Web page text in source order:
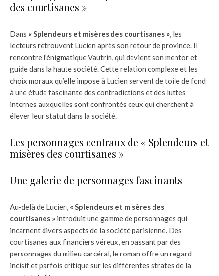
des courtisanes »
Dans « Splendeurs et misères des courtisanes », les
lecteurs retrouvent Lucien après son retour de province. Il
rencontre l’énigmatique Vautrin, qui devient son mentor et
guide dans la haute société. Cette relation complexe et les
choix moraux qu’elle impose à Lucien servent de toile de fond
à une étude fascinante des contradictions et des luttes
internes auxquelles sont confrontés ceux qui cherchent à
élever leur statut dans la société.
Les personnages centraux de « Splendeurs et
misères des courtisanes »
Une galerie de personnages fascinants
Au-delà de Lucien, « Splendeurs et misères des
courtisanes » introduit une gamme de personnages qui
incarnent divers aspects de la société parisienne. Des
courtisanes aux financiers véreux, en passant par des
personnages du milieu carcéral, le roman offre un regard
incisif et parfois critique sur les différentes strates de la